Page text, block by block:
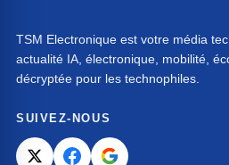
TSM Electronique est votre média
actualité IA, électronique, mobilité,
décryptée pour les technophiles.
SUIVEZ-NOUS